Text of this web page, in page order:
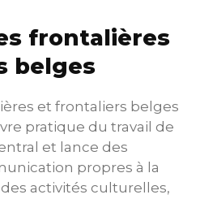
frontalières
belges
et frontaliers belges
pratique du travail de
et lance des
propres à la
activités culturelles,